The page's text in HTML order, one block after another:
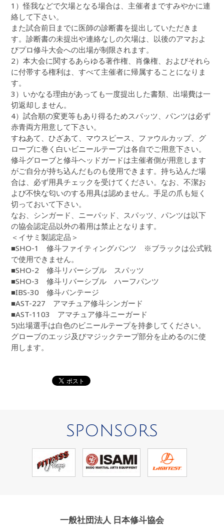
1）怪我などで欠場となる場合は、主催者まですみやかに連
絡して下さい。
また試合前日までに医師の診断書を提出していただきま
す。診断書の未提出や連絡なしの欠場は、以後のアマおよ
びプロ修斗大会への出場が制限されます。
2）本大会に関するあらゆる著作権、肖像権、およびそれら
に付帯する権利は、すべて主催者に帰属することになりま
す。
3）いかなる理由があっても一度提出した書類、出場費は一
切返却しません。
4）試合順の変更等もあり得るためスパッツ、パンツは必ず
赤青両方用意して下さい。
すねあて、ひざあて、マウスピース、ファウルカップ、グ
ローブに巻く白いビニールテープは各自でご用意下さい。
修斗グローブと修斗ヘッドガードは主催者側が用意します
がご自分が持ち込んだものも使用できます。持ち込んだ場
合は、必ず用具チェックを受けてください。なお、不潔お
よび不快な匂いのする用具は認めません。手足の爪も短く
切っておいて下さい。
なお、シンガード、ニーパッド、スパッツ、パンツは以下
の協会認定品以外の着用は禁止となります。
＜イサミ製認定品＞
■SHO-1 修斗ファイティングパンツ ※ブラックは公式戦
で使用できません。
■SHO-2 修斗リバーシブル スパッツ
■SHO-3 修斗リバーシブル ハーフパンツ
■IBS-30 修斗バンテージ
■AST-227 アマチュア修斗シンガード
■AST-1103 アマチュア修斗ニーガード
5)出場選手は白色のビニールテープを持参してください。
グローブのエッジ及びマジックテープ部分を止めるのに使
用します。
SPONSORS
一般社団法人 日本修斗協会